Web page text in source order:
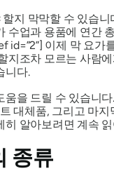
지 막막할 수 있습니
수업과 용품에 연간
id=”2”] 이제 막 요가
지조차 모르는 사람
니다.
움을 드릴 수 있습니
대체품, 그리고 마지
히 알아보려면 계속
종류